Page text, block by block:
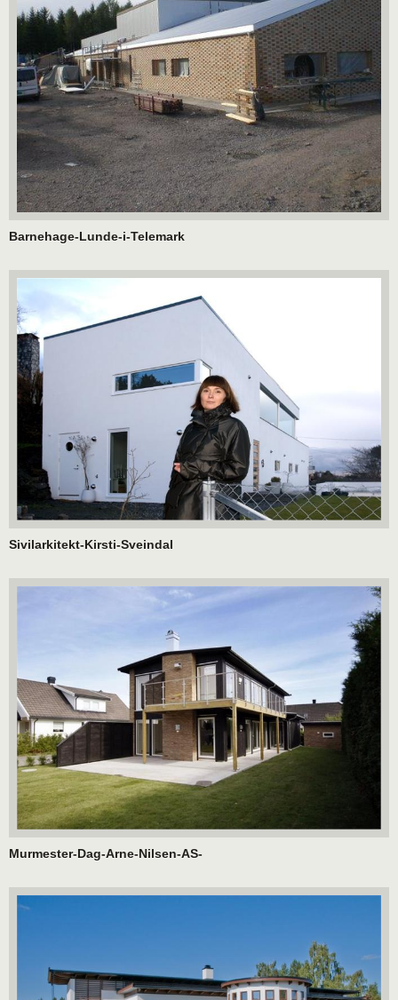
Barnehage-Lunde-i-Telemark
Sivilarkitekt-Kirsti-Sveindal
Murmester-Dag-Arne-Nilsen-AS-